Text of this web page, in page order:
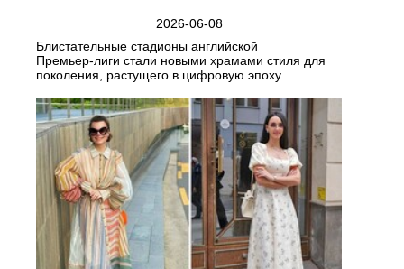
2026-06-08
Блистательные стадионы английской
Премьер‑лиги стали новыми храмами стиля для
поколения, растущего в цифровую эпоху.